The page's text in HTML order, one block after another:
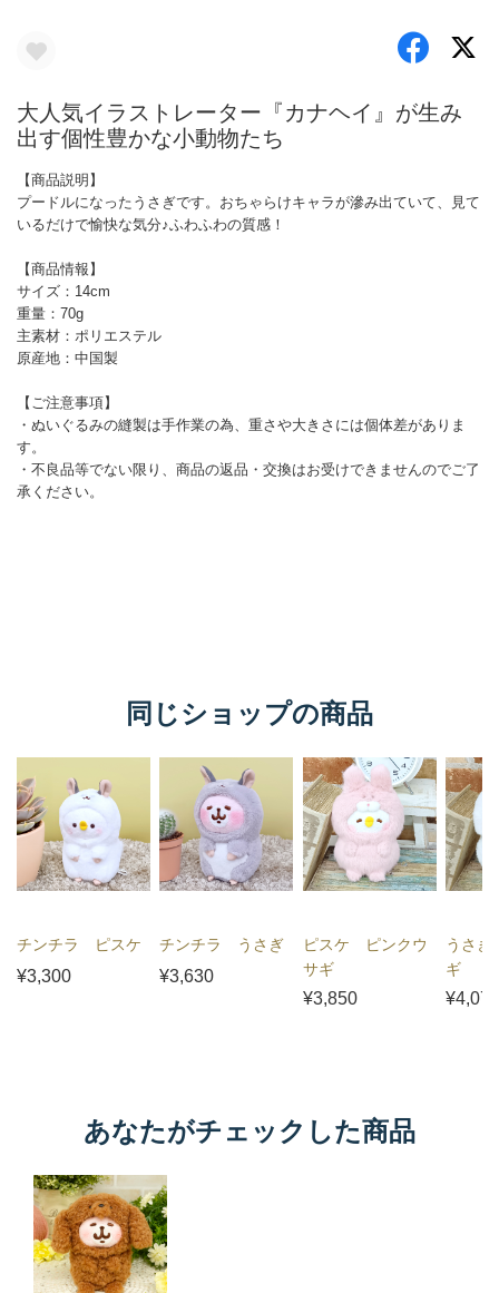
同じショップの商品
チンチラ ピスケ
¥3,300
チンチラ うさぎ
¥3,630
ピスケ ピンクウ
サギ
¥3,850
うさ
ギ
あなたがチェックした商品